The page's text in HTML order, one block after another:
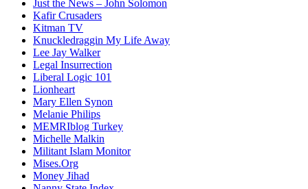
Just the News – John Solomon
Kafir Crusaders
Kitman TV
Knuckledraggin My Life Away
Lee Jay Walker
Legal Insurrection
Liberal Logic 101
Lionheart
Mary Ellen Synon
Melanie Philips
MEMRIblog Turkey
Michelle Malkin
Militant Islam Monitor
Mises.Org
Money Jihad